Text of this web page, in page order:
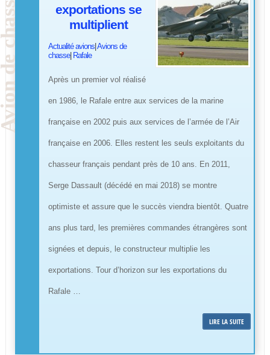
exportations se
multiplient
Actualité avions| Avions de
chasse| Rafale
Après un premier vol réalisé
en 1986, le Rafale entre aux services de la marine
française en 2002 puis aux services de l’armée de l’Air
française en 2006. Elles restent les seuls exploitants du
chasseur français pendant près de 10 ans. En 2011,
Serge Dassault (décédé en mai 2018) se montre
optimiste et assure que le succès viendra bientôt. Quatre
ans plus tard, les premières commandes étrangères sont
signées et depuis, le constructeur multiplie les
exportations. Tour d’horizon sur les exportations du
Rafale …
LIRE LA SUITE